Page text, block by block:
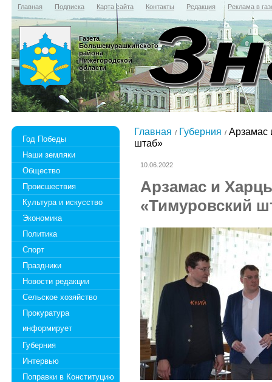
Главная Подписка Карта сайта Контакты Редакция Реклама в
Газета
Большемурашкинского
района
Нижегородской
области
Год Победы
Наши земляки
Общество
Происшествия
Культура и искусство
Экономика
Политика
Спорт
Праздники
Новости редакции
Сельское хозяйство
Прокуратура
информирует
Губерния
Интервью
Поправки в Конституцию
Главная Губерния
Арзамас
штаб»
10.06.2022
Арзамас и
«Тимуровский